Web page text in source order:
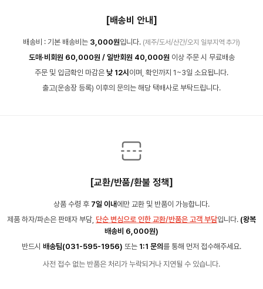
[배송비 안내]
배송비 : 기본 배송비는 3,000원입니다. (제주/도서/산간/오지 일부지역 추가)
도매·비회원 60,000원 / 일반회원 40,000원 이상 주문 시 무료배송
주문 및 입금확인 마감은 낮 12시 이며, 확인까지 1~3일 소요됩니다.
출고(운송장 등록) 이후의 문의는 해당 택배사로 부탁드립니다.
[교환/반품/환불 정책]
상품 수령 후 7일 이내 에만 교환 및 반품이 가능합니다.
제품 하자/파손은 판매자 부담, 단순 변심으로 인한 교환/반품은 고객 부담입니다. (왕복
배송비 6,000원)
반드시 배송팀(031-595-1956) 또는 1:1 문의 를 통해 먼저 접수해주세요.
사전 접수 없는 반품은 처리가 누락되거나 지연될 수 있습니다.